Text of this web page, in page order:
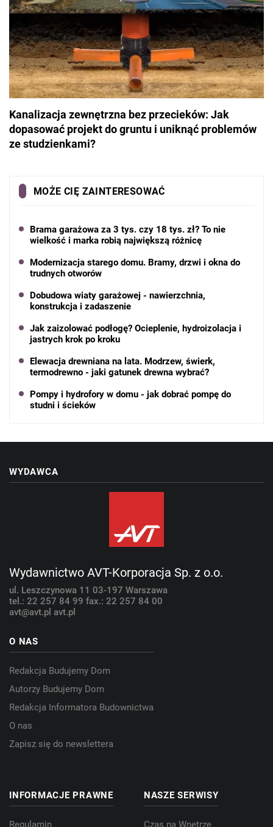
Kanalizacja zewnętrzna bez przecieków: Jak
dopasować projekt do gruntu i uniknąć problemów
ze studzienkami?
MOŻE CIĘ ZAINTERESOWAĆ
Brama garażowa za 3 tys. czy 18 tys. zł? To nie
wielkość i marka robią największą różnicę
Modernizacja starego domu. Bramy, drzwi i okna do
trudnych otworów
Dobudowa wiaty garażowej - nawierzchnia,
konstrukcja i zadaszenie
Jak zaizolować podłogę? Ocieplenie, hydroizolacja i
jastrych krok po kroku
Elewacja drewniana na lata. Modrzew, świerk,
termodrewno - jaki gatunek drewna wybrać?
Pompy i hydrofory w domu - jak dobrać pompę do
studni i ścieków
WYDAWCA
Wydawnictwo AVT-Korporacja Sp. z o.o.
ul. Leszczynowa 11 03-197 Warszawa
tel.: 22 257 84 99 fax.: 22 257 84 00
avt@avt.pl avt.pl
O NAS
Redakcja Budujemy Dom
Autorzy Budujemy Dom
Redakcja Informatora Budownictwa
O nas
Zapisz się do newslettera
INFORMACJE PRAWNE
Regulamin
NASZE SERWISY
Czas na Wnętrze